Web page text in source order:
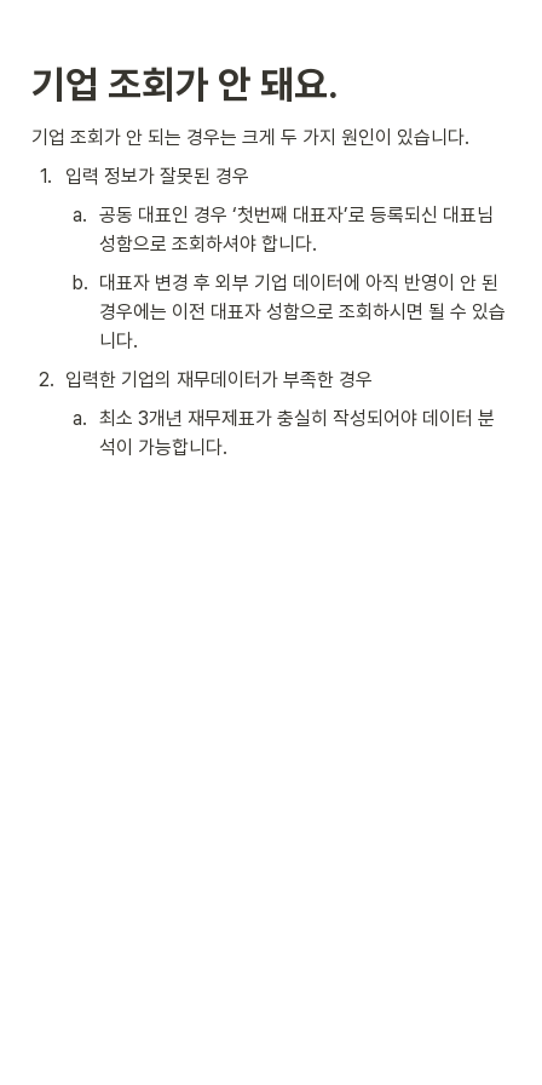
기업 조회가 안 돼요.
기업 조회가 안 되는 경우는 크게 두 가지 원인이 있습니다.
1.
입력 정보가 잘못된 경우
a. 공동 대표인 경우 ‘첫번째 대표자’로 등록되신 대표님
성함으로 조회하셔야 합니다.
b. 대표자 변경 후 외부 기업 데이터에 아직 반영이 안 된
경우에는 이전 대표자 성함으로 조회하시면 될 수 있습
니다.
2. 입력한 기업의 재무데이터가 부족한 경우
a. 최소 3개년 재무제표가 충실히 작성되어야 데이터 분
석이 가능합니다.